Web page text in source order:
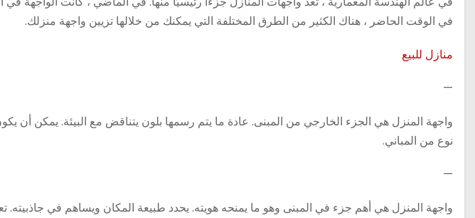
في الوقت الحاضر ، هناك الكثير من الطرق المختلفة التي يمكنك من خلالها تزيين واجهة منزلك.
منازل للبيع
—
واجهة المنزل هي الجزء الخارجي من المبنى. عادة ما يتم رسمها بلون يتناقض مع البيئة. يمكن أن
نوع من المباني.
—
واجهة المنزل هي أهم جزء في المبنى وهو ما يمنحه هويته. يحدد طبيعة المكان ويساهم في جاذبيته.